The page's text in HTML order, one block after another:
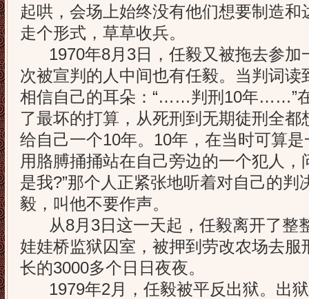
起哄，会场上始终没有他们想要制造
走个形式，草草收兵。
1970年8月3日，任毅又被拖去参加
次被宣判的人中间也有任毅。当判词
相信自己的耳朵：“……判刑10年……”
了最坏的打算，从死刑到无期徒刑全
给自己一个10年。10年，在当时可算
用胳膊捅捅站在自己旁边的一个犯人，
是我?”那个人正紧张地听着对自己的判
毅，叫他不要作声。
从8月3日这一天起，任毅离开了整
娃娃桥监狱囚室，被押到劳改农场去
长的3000多个日日夜夜。
1979年2月，任毅被平反出狱。出狱